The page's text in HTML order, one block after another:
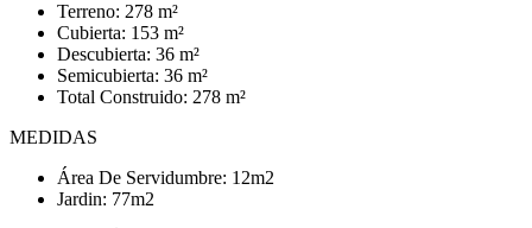
Terreno: 278 m²
Cubierta: 153 m²
Descubierta: 36 m²
Semicubierta: 36 m²
Total Construido: 278 m²
MEDIDAS
Área De Servidumbre: 12m2
Jardin: 77m2